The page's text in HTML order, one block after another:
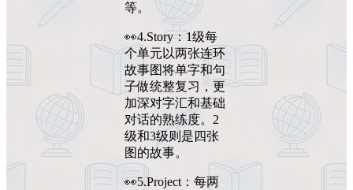
等。
👀4.Story：1级每
个单元以两张连环
故事图将单字和句
子做统整复习，更
加深对字汇和基础
对话的熟练度。2
级和3级则是四张
图的故事。
👀5.Project：每两